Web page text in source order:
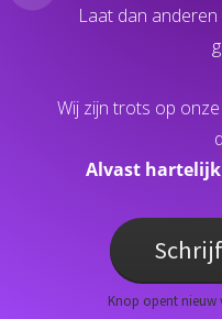
Laat dan
Wij zijn trots op
Alvast
Knop opent nieuw